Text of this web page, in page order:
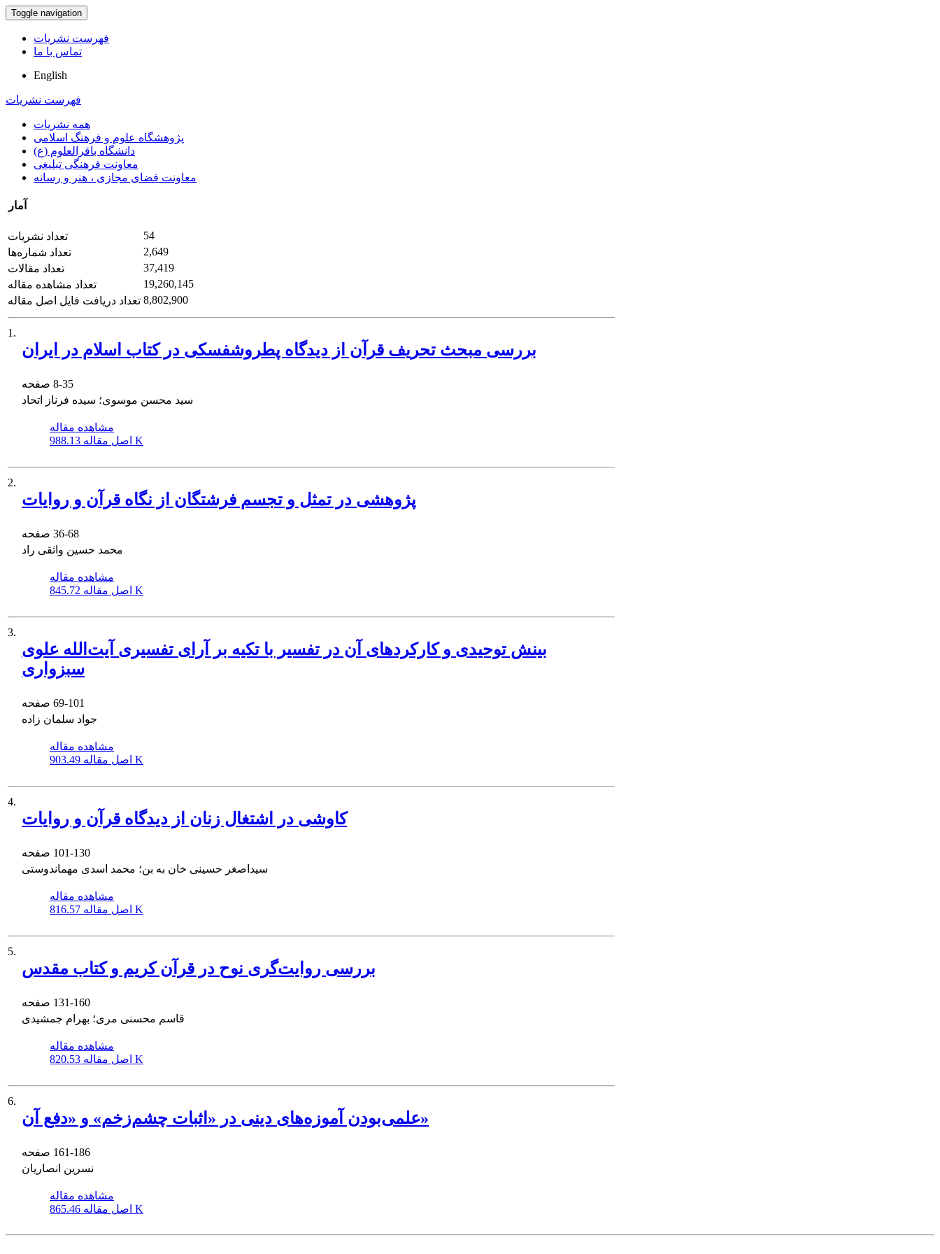
Toggle navigation
فهرست نشریات
تماس با ما
English
فهرست نشریات
همه نشریات
پژوهشگاه علوم و فرهنگ اسلامی
دانشگاه باقرالعلوم (ع)
معاونت فرهنگی تبلیغی
معاونت فضای مجازی ، هنر و رسانه
آمار
تعداد نشریات
54
تعداد شماره‌ها
2,649
تعداد مقالات
37,419
تعداد مشاهده مقاله
19,260,145
تعداد دریافت فایل اصل مقاله 8,802,900
1.
بررسی مبحث تحریف قرآن از دیدگاه پطروشفسکی در کتاب اسلام در ایران
8-35
سید محسن موسوی؛ سیده فرناز اتحاد
مشاهده مقاله
اصل مقاله 988.13 K
2.
پژوهشی در تمثل و تجسم فرشتگان از نگاه قرآن و روایات
36-68
محمد حسین واثقی راد
مشاهده مقاله
اصل مقاله 845.72 K
3.
بینش توحیدی و کارکردهای آن در تفسیر با تکیه بر آرای تفسیری آیت‌الله علوی
سبزواری
69-101
جواد سلمان زاده
مشاهده مقاله
اصل مقاله 903.49 K
4.
کاوشی در اشتغال زنان از دیدگاه قرآن و روایات
101-130
سیداصغر حسینی خان به بن؛ محمد اسدی مهماندوستی
مشاهده مقاله
اصل مقاله 816.57 K
5.
بررسی روایت‌گری نوح در قرآن کریم و کتاب مقدس
131-160
قاسم محسنی مری؛ بهرام جمشیدی
مشاهده مقاله
اصل مقاله 820.53 K
6.
علمی‌بودن آموزه‌های دینی در «اثبات چشم‌زخم» و «دفع آن»
161-186
نسرین انصاریان
مشاهده مقاله
اصل مقاله 865.46 K